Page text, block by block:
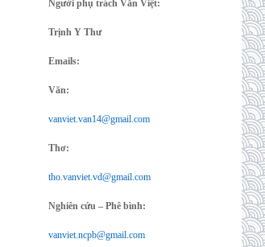
Người phụ trách Văn Việt:
Trịnh Y Thư
Emails:
Văn:
vanviet.van14@gmail.com
Thơ:
tho.vanviet.vd@gmail.com
Nghiên cứu – Phê bình:
vanviet.ncpb@gmail.com